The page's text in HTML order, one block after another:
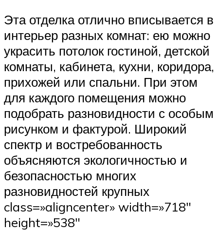
Эта отделка отлично вписывается в
интерьер разных комнат: ею можно
украсить потолок гостиной, детской
комнаты, кабинета, кухни, коридора,
прихожей или спальни. При этом
для каждого помещения можно
подобрать разновидности с особым
рисунком и фактурой. Широкий
спектр и востребованность
объясняются экологичностью и
безопасностью многих
разновидностей крупных
class=»aligncenter» width=»718″
height=»538″